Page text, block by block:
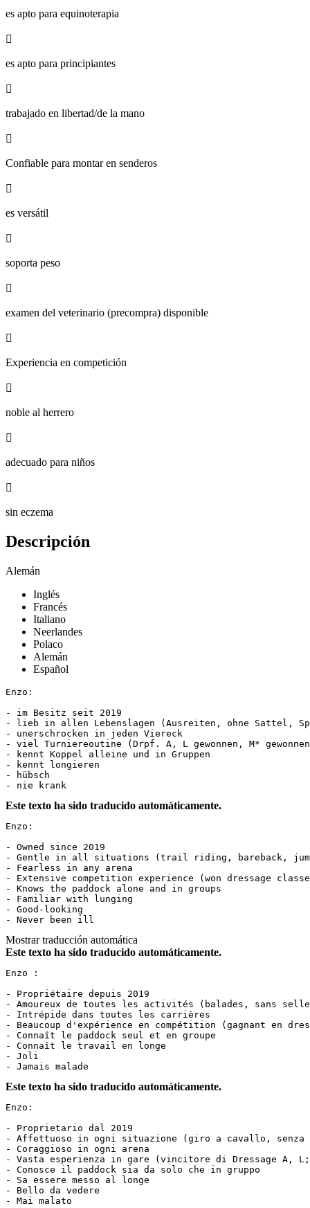
es apto para equinoterapia

es apto para principiantes

trabajado en libertad/de la mano

Confiable para montar en senderos

es versátil

soporta peso

examen del veterinario (precompra) disponible

Experiencia en competición

noble al herrero

adecuado para niños

sin eczema
Descripción
Alemán
Inglés
Francés
Italiano
Neerlandes
Polaco
Alemán
Español
Enzo:
- im Besitz seit 2019
- ⁠lieb in allen Lebenslagen (Ausreiten, ohne Sattel,
- ⁠unerschrocken in jeden Viereck
- ⁠viel Turniereoutine (Drpf. A, L gewonnen, M*
- ⁠kennt Koppel alleine und in Gruppen
- ⁠kennt longieren
- ⁠hübsch
- ⁠nie krank
Este texto ha sido traducido automáticamente.
Enzo:
- Owned since 2019
- Gentle in all situations (trail riding, bareback,
- Fearless in any arena
- Extensive competition experience (won dressage
- Knows the paddock alone and in groups
- Familiar with lunging
- Good-looking
- Never been ill
Mostrar traducción automática
Este texto ha sido traducido automáticamente.
Enzo :
- Propriétaire depuis 2019
- Amoureux de toutes les activités (balades, sans
- Intrépide dans toutes les carrières
- Beaucoup d'expérience en compétition (gagnant en
- Connaît le paddock seul et en groupe
- Connaît le travail en longe
- Joli
- Jamais malade
Este texto ha sido traducido automáticamente.
Enzo:
- Proprietario dal 2019
- Affettuoso in ogni situazione (giro a cavallo,
- Coraggioso in ogni arena
- Vasta esperienza in gare (vincitore di Dressage
- Conosce il paddock sia da solo che in gruppo
- Sa essere messo al longe
- Bello da vedere
- Mai malato